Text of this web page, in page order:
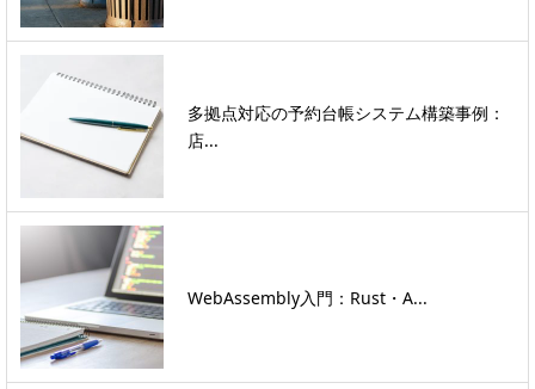
多拠点対応の予約台帳システム構築事例：
店...
WebAssembly入門：Rust・A...